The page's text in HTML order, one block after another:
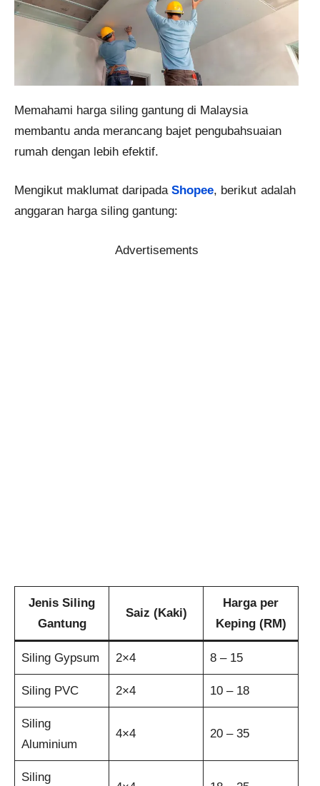
Memahami harga siling gantung di Malaysia
membantu anda merancang bajet pengubahsuaian
rumah dengan lebih efektif.
Mengikut maklumat daripada Shopee, berikut adalah
anggaran harga siling gantung:
Advertisements
Jenis Siling
Gantung
Saiz (Kaki)
Harga per
Keping (RM)
Siling Gypsum 2×4 8 – 15
Siling PVC 2×4 10 – 18
Siling
Aluminium
4×4 20 – 35
Siling